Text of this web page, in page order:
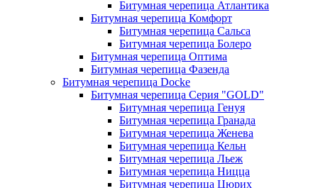
Битумная черепица Атлантика
Битумная черепица Комфорт
Битумная черепица Сальса
Битумная черепица Болеро
Битумная черепица Оптима
Битумная черепица Фазенда
Битумная черепица Docke
Битумная черепица Серия "GOLD"
Битумная черепица Генуя
Битумная черепица Гранада
Битумная черепица Женева
Битумная черепица Кельн
Битумная черепица Льеж
Битумная черепица Ницца
Битумная черепица Цюрих